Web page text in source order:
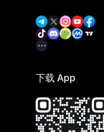
下载 App